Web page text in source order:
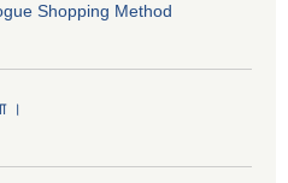
Shopping Method
।